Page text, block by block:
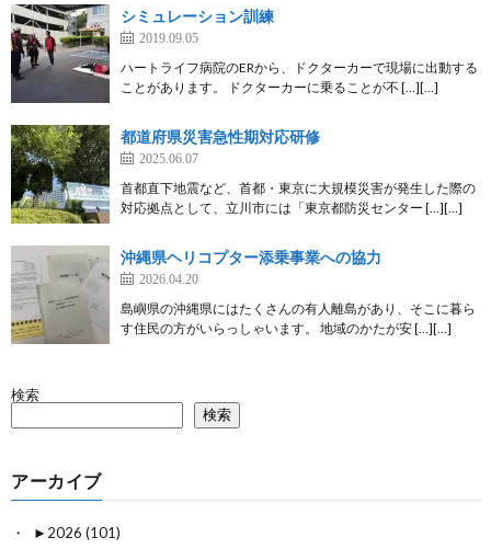
シミュレーション訓練
2019.09.05
ハートライフ病院のERから、ドクターカーで現場に出動する
ことがあります。 ドクターカーに乗ることが不 […][…]
都道府県災害急性期対応研修
2025.06.07
首都直下地震など、首都・東京に大規模災害が発生した際の
対応拠点として、立川市には「東京都防災センター […][…]
沖縄県ヘリコプター添乗事業への協力
2026.04.20
島嶼県の沖縄県にはたくさんの有人離島があり、そこに暮ら
す住民の方がいらっしゃいます。 地域のかたが安 […][…]
検索
検索
アーカイブ
► 2026 (101)